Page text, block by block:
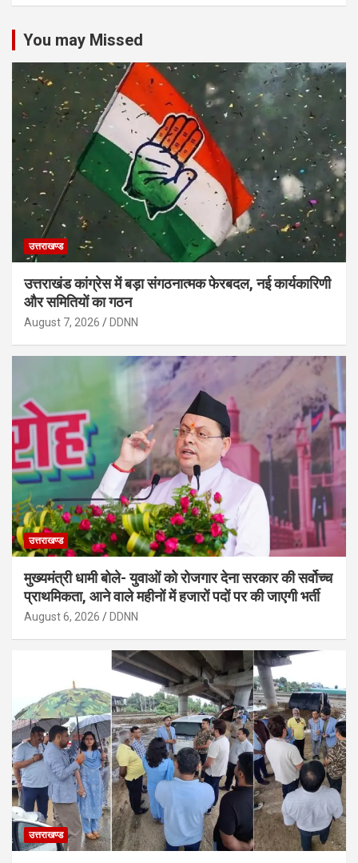
You may Missed
उत्तराखण्ड
उत्तराखंड कांग्रेस में बड़ा संगठनात्मक फेरबदल, नई कार्यकारिणी
और समितियों का गठन
August 7, 2026 DDNN
उत्तराखण्ड
मुख्यमंत्री धामी बोले- युवाओं को रोजगार देना सरकार की सर्वोच्च
प्राथमिकता, आने वाले महीनों में हजारों पदों पर की जाएगी भर्ती
August 6, 2026 DDNN
उत्तराखण्ड